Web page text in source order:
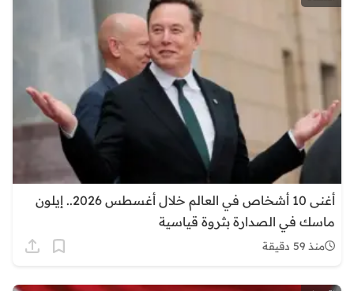
أغنى 10 أشخاص في العالم خلال أغسطس 2026.. إيلون
ماسك في الصدارة بثروة قياسية
منذ 59 دقيقة